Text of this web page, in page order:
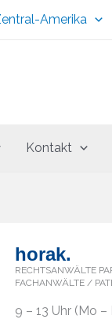
Amerika
Kontakt
horak.
RECHTSANWÄLTE
FACHANWÄLTE /
9 – 13 Uhr (Mo –